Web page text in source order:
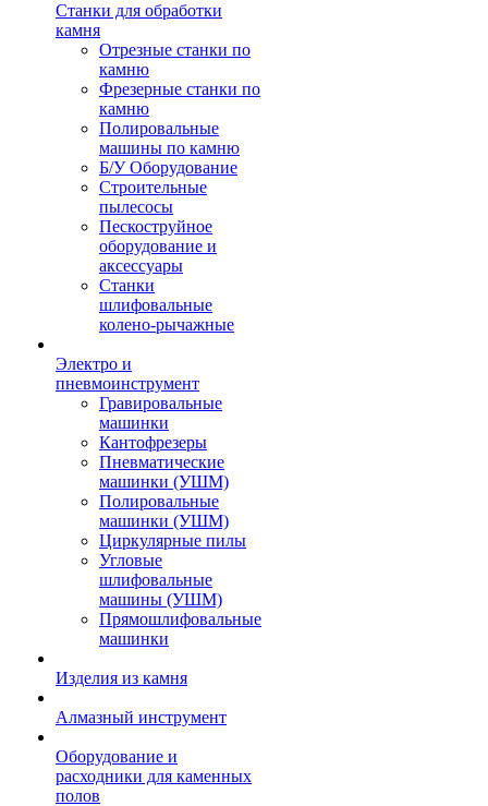
Станки для обработки
камня
Отрезные станки по
камню
Фрезерные станки по
камню
Полировальные
машины по камню
Б/У Оборудование
Строительные
пылесосы
Пескоструйное
оборудование и
аксессуары
Станки
шлифовальные
колено-рычажные
Электро и
пневмоинструмент
Гравировальные
машинки
Кантофрезеры
Пневматические
машинки (УШМ)
Полировальные
машинки (УШМ)
Циркулярные пилы
Угловые
шлифовальные
машины (УШМ)
Прямошлифовальные
машинки
Изделия из камня
Алмазный инструмент
Оборудование и
расходники для каменных
полов